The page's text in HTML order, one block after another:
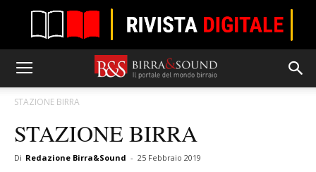
STAZIONE BIRRA
STAZIONE BIRRA
Di Redazione Birra&Sound - 25 Febbraio 2019